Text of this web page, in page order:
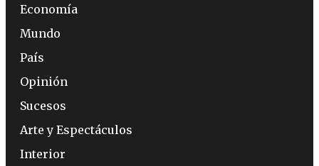
Economía
Mundo
País
Opinión
Sucesos
Arte y Espectáculos
Interior